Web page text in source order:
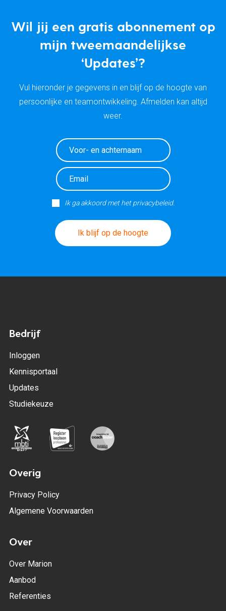
Wil jij een gratis abonnement op
mijn tweemaandelijkse
‘Updates’?
Vul hieronder je gegevens in en blijf op de hoogte van
persoonlijke en teamontwikkeling. Afmelden kan altijd
weer.
Ik ga akkoord met het privacybeleid.
Ik blijf op de hoogte
Bedrijf
Inloggen
Kennisportaal
Updates
Studiekeuze
Overig
Privacy Policy
Algemene Voorwaarden
Over
Over Marion
Aanbod
Referenties